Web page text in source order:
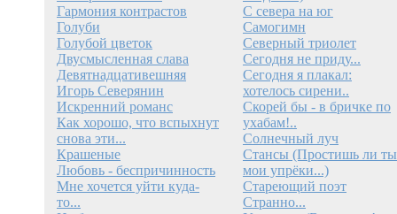
Гармония контрастов
Голуби
Голубой цветок
Двусмысленная слава
Девятнадцативешняя
Игорь Северянин
Искренний романс
Как хорошо, что вспыхнут
снова эти...
Крашеные
Любовь - беспричинность
Мне хочется уйти куда-
то...
С севера на юг
Самогимн
Северный триолет
Сегодня не приду...
Сегодня я плакал:
хотелось сирени..
Скорей бы - в бричке по
ухабам!..
Солнечный луч
Стансы (Простишь ли ты
мои упрёки...)
Стареющий поэт
Странно...